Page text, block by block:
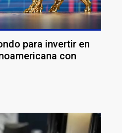
para invertir en
con